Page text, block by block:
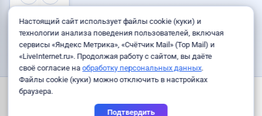
Договорная
Услуги
👁️
14:45
Договорная
Транспорт
11:52
RUB
Услуги
👁️
106
21.07.2026
Страны и города
Согласие на обработку персональных данных
Настоящий сайт использует файлы cookie (куки) и
технологии анализа поведения пользователей, включая
сервисы «Яндекс Метрика», «Счётчик Mail» (Top Mail) и
«LiveInternet.ru». Продолжая работу с сайтом, вы даёте
своё согласие наобработку персональных данных.
Файлы cookie (куки) можно отключить в настройках
браузера.
Подтвердить